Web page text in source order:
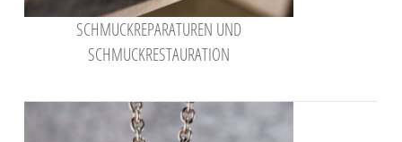
SCHMUCKREPARATUREN UND
SCHMUCKRESTAURATION